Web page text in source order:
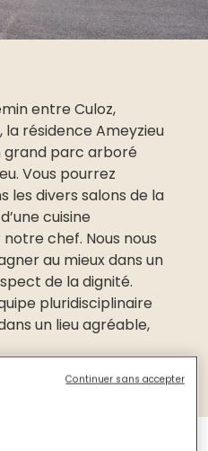
entre Culoz,
résidence Ameyzieu
grand parc arboré
Vous pourrez
les divers salons de la
cuisine
chef. Nous nous
au mieux dans un
de la dignité.
pluridisciplinaire
un lieu agréable,
Continuer sans accepter